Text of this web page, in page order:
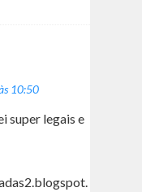
10:50
super legais e